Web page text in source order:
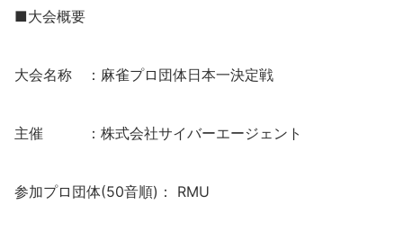
■大会概要
大会名称 ：麻雀プロ団体日本一決定戦
主催 ：株式会社サイバーエージェント
参加プロ団体(50音順)： RMU